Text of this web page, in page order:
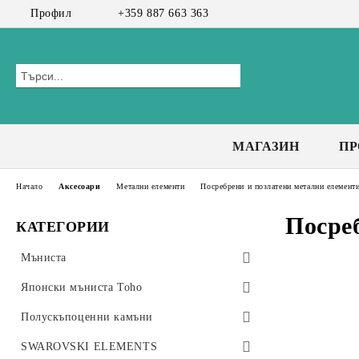
Профил +359 887 663 363
МАГАЗИН
КАТЕГОРИИ
Мъниста
Preciosa мъниста
Bicone 3 мм
Bicone 4 мм
Чешки мъниста
CzechMates Tiles
Стъклени мъниста
Японски мъниста Toho
Toho Тръбички 9мм, #3
Toho Тръбички Усукани 9мм, #3
Полускъпоценни камъни
Клас А+
SWAROVSKI ELEMENTS
Начало Аксесоари Метални елементи Посребрени и позлатени метални елементи